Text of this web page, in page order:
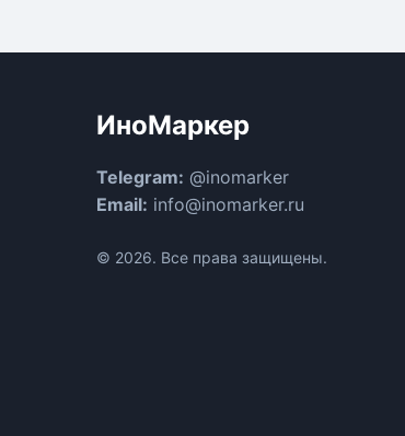
ИноМаркер
Telegram: @inomarker
Email: info@inomarker.ru
© 2026. Все права защищены.